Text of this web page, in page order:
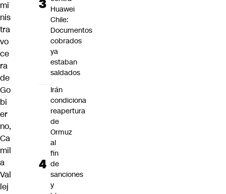
mi
nis
tra
vo
ce
ra
de
Go
bi
er
no,
Ca
mil
a
Val
lej
Huawei
Chile:
Documentos
cobrados
ya
estaban
saldados
Irán
condiciona
reapertura
de
Ormuz
al
fin
de
sanciones
y